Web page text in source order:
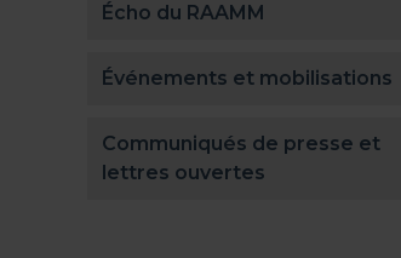
Écho du RAAMM
Événements et mobilisations
Communiqués de presse et
lettres ouvertes